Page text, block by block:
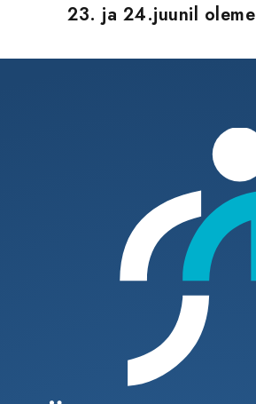
23. ja 24.juunil